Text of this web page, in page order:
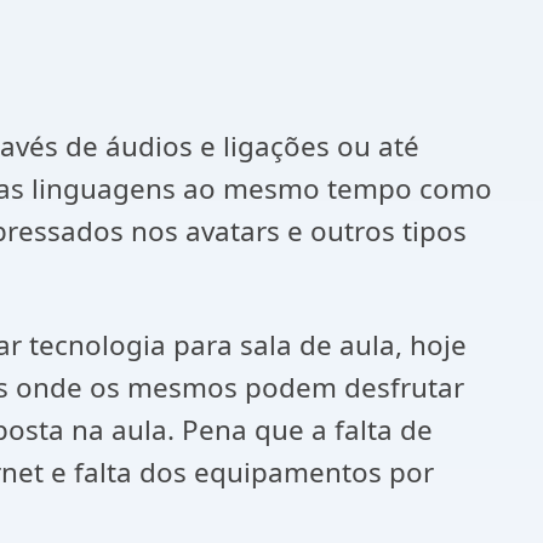
de áudios e ligações ou até
linguagens ao mesmo tempo como
nos avatars e outros tipos
para sala de aula, hoje
onde os mesmos podem desfrutar
na aula. Pena que a falta de
e falta dos equipamentos por